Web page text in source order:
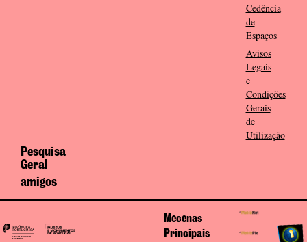
Cedência
de
Espaços
Avisos
Legais
e
Condições
Gerais
de
Utilização
Pesquisa
Geral
amigos
Mecenas
Principais